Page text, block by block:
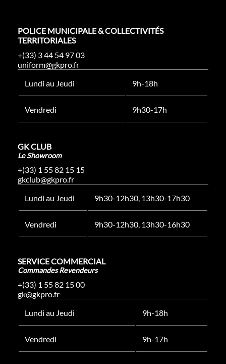
POLICE MUNICIPALE & COLLECTIVITÉS
TERRITORIALES
+(33) 3 44 54 97 03
uniform@gkpro.fr
Lundi au Jeudi
9h-18h
Vendredi 9h30-17h
GK CLUB
Le Showroom
+(33) 1 55 82 15 15
gkclub@gkpro.fr
Lundi au Jeudi
9h30-12h30, 13h30-17h30
Vendredi 9h30-12h30, 13h30-16h30
SERVICE COMMERCIAL
Commandes Revendeurs
+(33) 1 55 82 15 00
gk@gkpro.fr
Lundi au Jeudi
9h-18h
Vendredi 9h-17h